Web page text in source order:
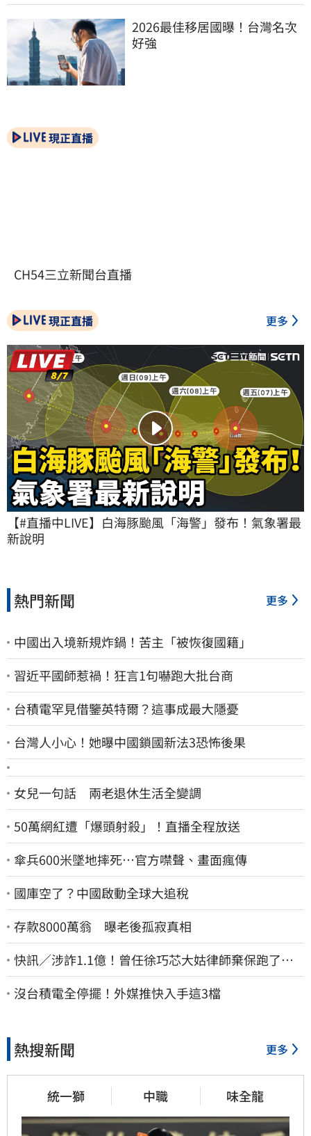
2026最佳移居國曝！台灣名次
好強
現正直播
CH54三立新聞台直播
現正直播 更多
【#直播中LIVE】白海豚颱風「海警」發布！氣象署最
新說明
熱門新聞 更多
中國出入境新規炸鍋！苦主「被恢復國籍」
習近平國師惹禍！狂言1句嚇跑大批台商
台積電罕見借鑒英特爾？這事成最大隱憂
台灣人小心！她曝中國鎖國新法3恐怖後果
女兒一句話 兩老退休生活全變調
50萬網紅遭「爆頭射殺」！直播全程放送
傘兵600米墜地摔死…官方噤聲、畫面瘋傳
國庫空了？中國啟動全球大追稅
存款8000萬翁 曝老後孤寂真相
快訊／涉詐1.1億！曾任徐巧芯大姑律師棄保跑了…
媽也離境 桃檢發通緝
沒台積電全停擺！外媒推快入手這3檔
熱搜新聞 更多
統一獅 中職 味全龍